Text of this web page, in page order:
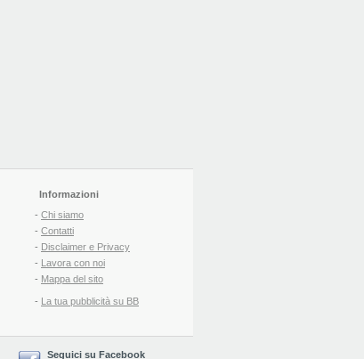
Informazioni
- Chi siamo
- Contatti
- Disclaimer e Privacy
- Lavora con noi
- Mappa del sito
- La tua pubblicità su BB
Seguici su Facebook